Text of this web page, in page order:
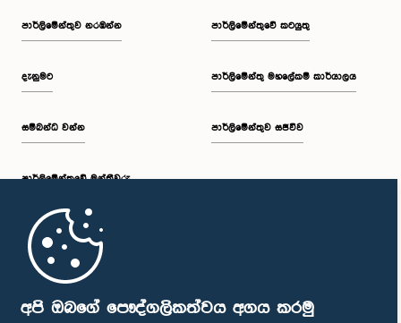
අපි ඔබගේ පෞද්ගලිකත්වය අගය කරමු
පාර්ලි‌මේන්තුව නරඹන්න
දැනුමට
සම්බන්ධ වන්න
පාර්ලි‌මේන්තුවේ මන්ත්‍රීවරු
මුල් පිටුව
පාර්ලිමේන්තුවේ කටයුතු
පාර්ලිමේන්තු මහලේකම් කාර්යාලය
පාර්ලිමේන්තුව සජීවීව
පාර්ලිමේන්තු ජංගම යෙදුම